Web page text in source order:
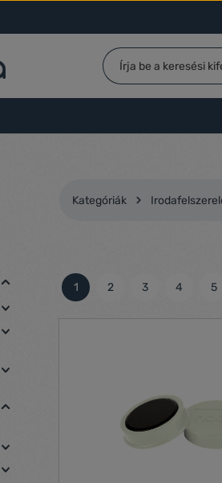
Kategóriák
Oldal
1
Oldal
2
Oldal
3
Oldal
4 5